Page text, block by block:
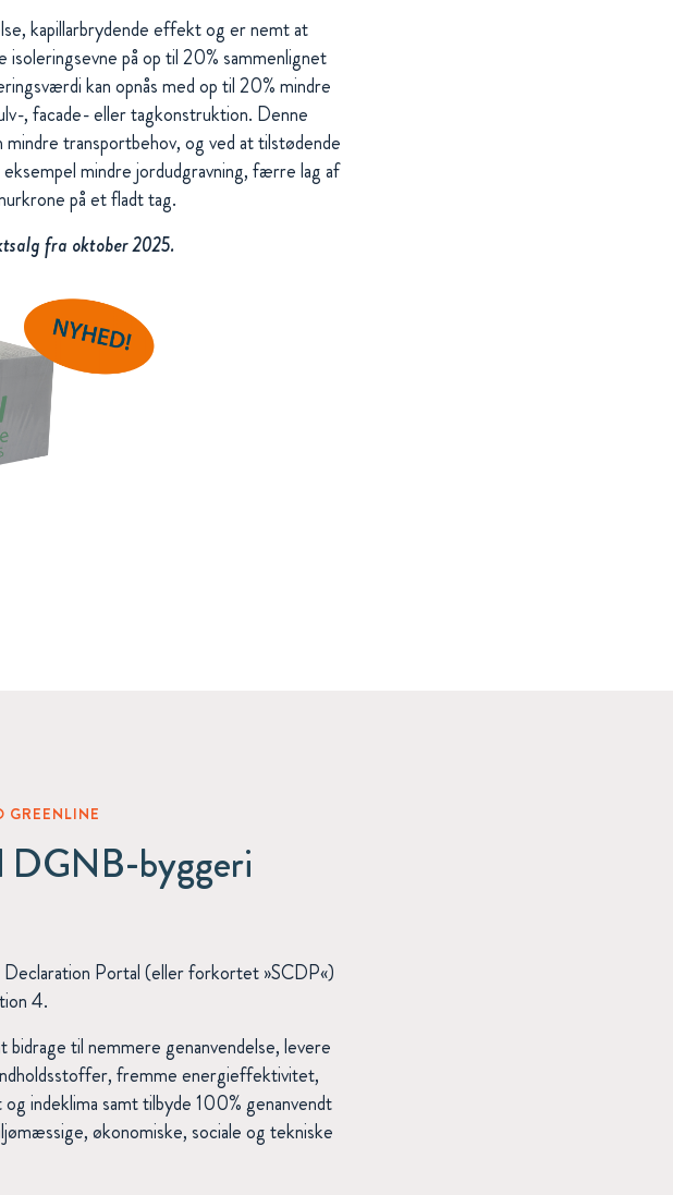
kapillarbrydende effekt og er nemt at
på op til 20% sammenlignet
kan opnås med op til 20% mindre
, facade- eller tagkonstruktion. Denne
transportbehov, og ved at tilstødende
mindre jordudgravning, færre lag af
på et fladt tag.
fra oktober 2025.
DGNB-byggeri
Declaration Portal (eller forkortet »SCDP«)
4.
til nemmere genanvendelse, levere
fremme energieffektivitet,
indeklima samt tilbyde 100% genanvendt
økonomiske, sociale og tekniske